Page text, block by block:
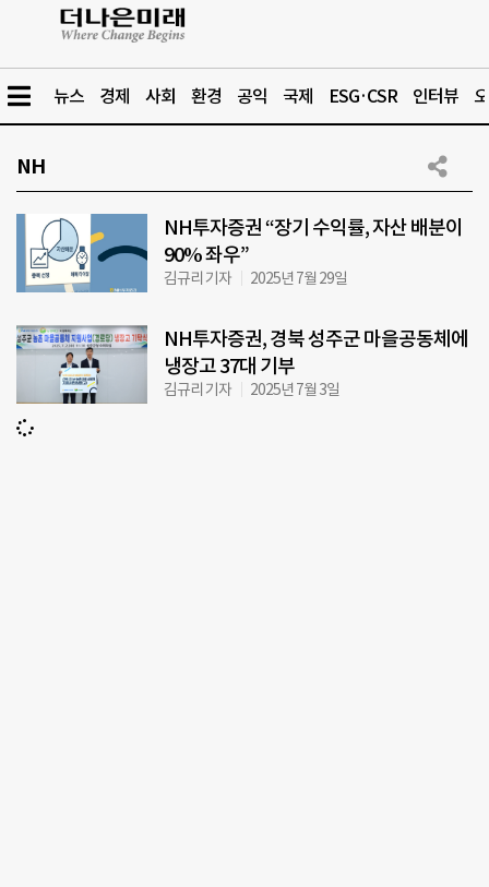
뉴스 경제 사회 환경 공익 국제 ESG·CSR 인터뷰
NH
NH투자증권 “장기 수익률, 자산 배분이
90% 좌우”
김규리 기자 2025년 7월 29일
NH투자증권, 경북 성주군 마을공동체에
냉장고 37대 기부
김규리 기자 2025년 7월 3일